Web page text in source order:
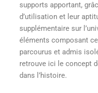
supports apportant,
d’utilisation et leur
supplémentaire sur
éléments composant
parcourus et admis
retrouve ici le concept
dans l’histoire.